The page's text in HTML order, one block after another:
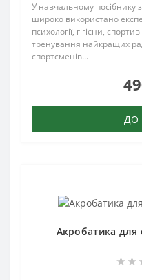
У навчальному посібнику
широко використано
психології, гігієни,
тренування найкращих
спортсменів...
ДО
Акробатика для